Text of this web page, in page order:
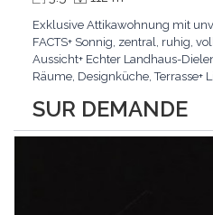
SUR DEMANDE
Exklusive Attikawohnung mit
FACTS+ Sonnig, zentral, ruhig,
Aussicht+ Echter Landhaus-
Räume, Designküche, Terrasse+
ArchitekturKLARTEXT:
hochwertig mit